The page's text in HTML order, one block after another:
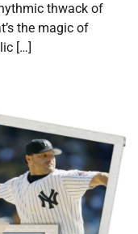
thwack of
the magic of
[…]